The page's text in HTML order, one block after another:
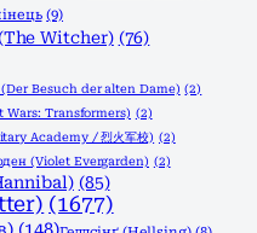
(9)
Witcher) (76)
Besuch der alten Dame) (2)
Wars: Transformers) (2)
Academy / 烈火军校) (2)
(Violet Evergarden) (2)
(85)
(1677)